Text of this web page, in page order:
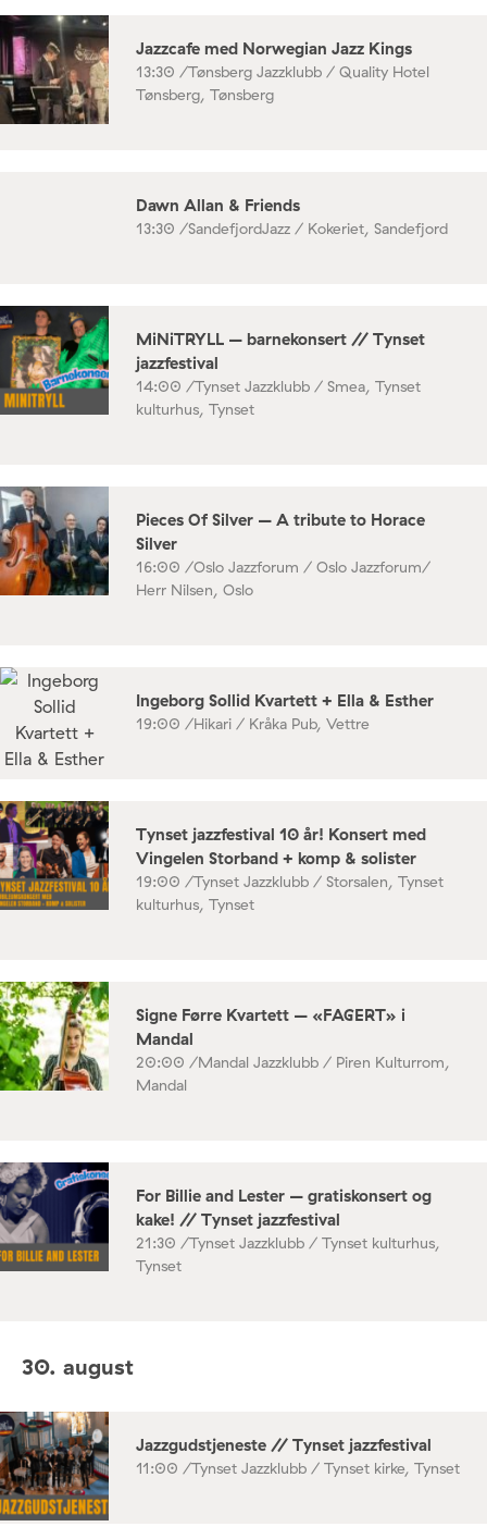
Jazzcafe med Norwegian Jazz Kings
13:30 /Tønsberg Jazzklubb / Quality Hotel
Tønsberg, Tønsberg
Dawn Allan & Friends
13:30 /SandefjordJazz / Kokeriet, Sandefjord
MiNiTRYLL – barnekonsert // Tynset
jazzfestival
14:00 /Tynset Jazzklubb / Smea, Tynset
kulturhus, Tynset
Pieces Of Silver – A tribute to Horace
Silver
16:00 /Oslo Jazzforum / Oslo Jazzforum/
Herr Nilsen, Oslo
Ingeborg Sollid Kvartett + Ella & Esther
19:00 /Hikari / Kråka Pub, Vettre
Tynset jazzfestival 10 år! Konsert med
Vingelen Storband + komp & solister
19:00 /Tynset Jazzklubb / Storsalen, Tynset
kulturhus, Tynset
Signe Førre Kvartett – «FAGERT» i
Mandal
20:00 /Mandal Jazzklubb / Piren Kulturrom,
Mandal
For Billie and Lester – gratiskonsert og
kake! // Tynset jazzfestival
21:30 /Tynset Jazzklubb / Tynset kulturhus,
Tynset
30. august
Jazzgudstjeneste // Tynset jazzfestival
11:00 /Tynset Jazzklubb / Tynset kirke, Tynset